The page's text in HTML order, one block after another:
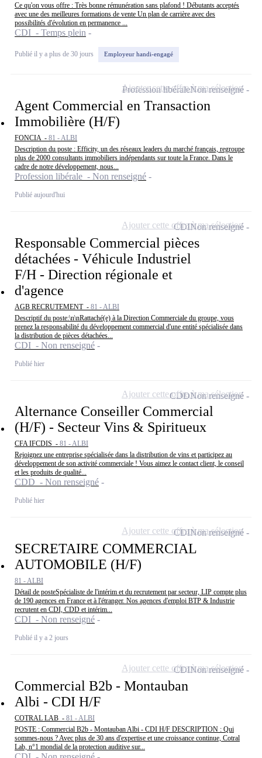
Ce qu'on vous offre : Très bonne rémunération sans plafond ! Débutants acceptés
avec une des meilleures formations de vente Un plan de carrière avec des
possibilités d'évolution en permanence ...
CDI - Temps plein
Publié il y a plus de 30 jours Employeur handi-engagé
Agent Commercial en Transaction
Immobilière (H/F)
FONCIA - 81 - ALBI
Description du poste : Efficity, un des réseaux leaders du marché français, regroupe
plus de 2000 consultants immobiliers indépendants sur toute la France. Dans le
cadre de notre développement, nous...
Profession libérale - Non renseigné
Publié aujourd'hui
Profession libéraleNon renseigné
Ajouter cette offre à ma sélection
Responsable Commercial pièces
détachées - Véhicule Industriel
F/H - Direction régionale et
d'agence
AGB RECRUTEMENT - 81 - ALBI
Descriptif du poste:\n\nRattaché(e) à la Direction Commerciale du groupe, vous
prenez la responsabilité du développement commercial d'une entité spécialisée dans
la distribution de pièces détachées...
CDI - Non renseigné
Publié hier
CDINon renseigné
Ajouter cette offre à ma sélection
Alternance Conseiller Commercial
(H/F) - Secteur Vins & Spiritueux
CFA IFCDIS - 81 - ALBI
Rejoignez une entreprise spécialisée dans la distribution de vins et participez au
développement de son activité commerciale ! Vous aimez le contact client, le conseil
et les produits de qualité...
CDD - Non renseigné
Publié hier
CDDNon renseigné
Ajouter cette offre à ma sélection
SECRETAIRE COMMERCIAL
AUTOMOBILE (H/F)
81 - ALBI
Détail de posteSpécialiste de l'intérim et du recrutement par secteur, LIP compte plus
de 190 agences en France et à l'étranger. Nos agences d'emploi BTP & Industrie
recrutent en CDI, CDD et intérim...
CDI - Non renseigné
Publié il y a 2 jours
CDINon renseigné
Ajouter cette offre à ma sélection
Commercial B2b - Montauban
Albi - CDI H/F
COTRAL LAB - 81 - ALBI
POSTE : Commercial B2b - Montauban Albi - CDI H/F DESCRIPTION : Qui
sommes-nous ? Avec plus de 30 ans d'expertise et une croissance continue, Cotral
Lab, n°1 mondial de la protection auditive sur...
CDINon renseigné
Ajouter cette offre à ma sélection